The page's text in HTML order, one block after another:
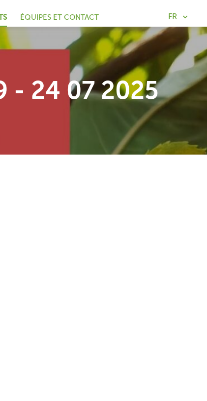
ÉQUIPES ET CONTACT FR
- 24 07 2025